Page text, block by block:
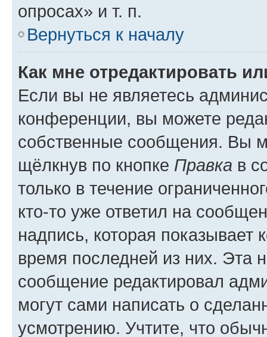
опросах» и т. п.
Вернуться к началу
Как мне отредактировать
Если вы не являетесь
конференции, вы можете
собственные сообщения. Вы
щёлкнув по кнопке Правка в
только в течение
кто-то уже ответил на
надпись, которая показывает
время последней из них. Эта
сообщение редактировал
могут сами написать о
усмотрению. Учтите, что